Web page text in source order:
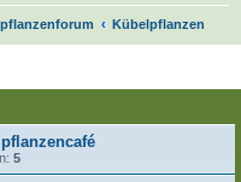
Kübelpflanzen
5